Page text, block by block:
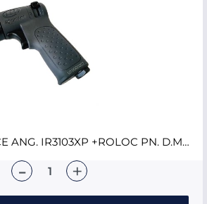
MINI LUCIDATRICE ANG. IR3103XP +ROLOC PN. D.MM.75